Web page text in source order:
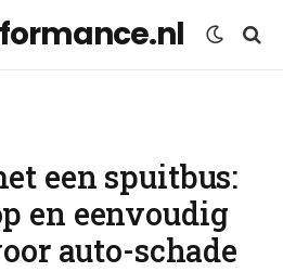
een spuitbus:
en eenvoudig
auto-schade